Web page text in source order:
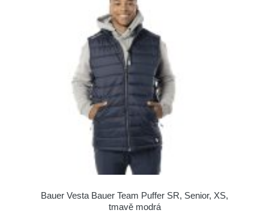
Bauer Vesta Bauer Team Puffer SR, Senior, XS,
tmavě modrá